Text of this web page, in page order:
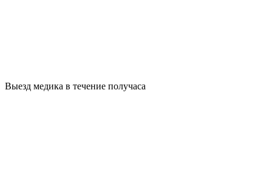
Выезд медика в течение получаса